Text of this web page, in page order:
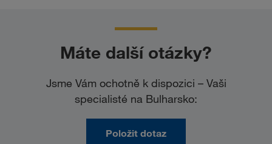
Máte další otázky?
Jsme Vám ochotně k dispozici – Vaši
specialisté na Bulharsko:
Položit dotaz